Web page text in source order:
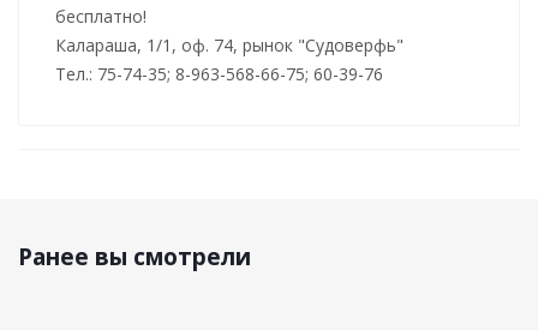
бесплатно!
Калараша, 1/1, оф. 74, рынок "Судоверфь"
Тел.: 75-74-35; 8-963-568-66-75; 60-39-76
Ранее вы смотрели